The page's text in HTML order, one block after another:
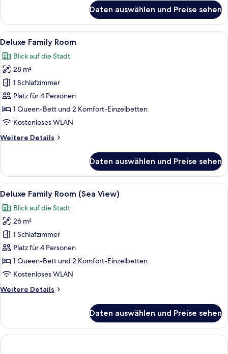
Room
Daten auswählen und Preise sehen
Alle
Fotos
für
Deluxe
Family
Room
anzeigen
Ein Hotelzimmer mit zwei Betten,
3
Deluxe Family Room
Blick auf die Stadt
28 m²
1 Schlafzimmer
Platz für 4 Personen
1 Queen-Bett und 2 Komfort-Einzelbetten
Kostenloses WLAN
Weitere Details
Weitere
Family
Room
Daten auswählen und Preise sehen
Alle
Fotos
für
Deluxe
Family
Room
(Sea
View)
Ein Hotelzimmer mit zwei Betten,
3
Deluxe Family Room (Sea View)
Blick auf die Stadt
26 m²
1 Schlafzimmer
Platz für 4 Personen
1 Queen-Bett und 2 Komfort-Einzelbetten
Kostenloses WLAN
Weitere Details
Weitere
Family
Room
(Sea
Daten auswählen und Preise sehen